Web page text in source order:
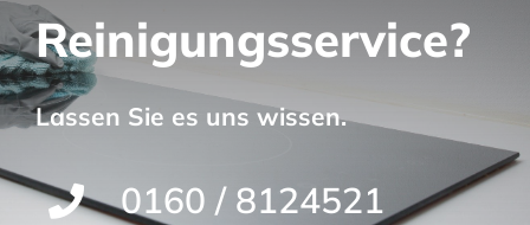
Reinigungsservice?
Lassen Sie es uns wissen.
0160 / 8124521